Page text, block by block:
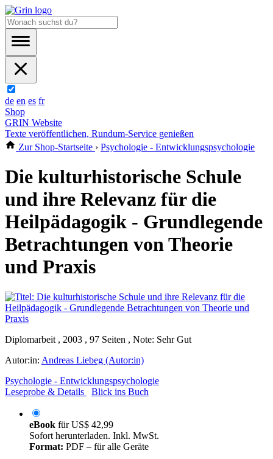
de en es fr
Shop
GRIN Website
Texte veröffentlichen, Rundum-Service genießen
Zur Shop-Startseite › Psychologie - Entwicklungspsychologie
Die kulturhistorische Schule
und ihre Relevanz für die
Heilpädagogik - Grundlegende
Betrachtungen von Theorie
und Praxis
Diplomarbeit , 2003 , 97 Seiten , Note: Sehr Gut
Autor:in: Andreas Liebeg (Autor:in)
Psychologie - Entwicklungspsychologie
Leseprobe & Details
Blick ins Buch
eBook fürUS$ 42,99
Sofort herunterladen. Inkl. MwSt.
Format: PDF – für alle Geräte